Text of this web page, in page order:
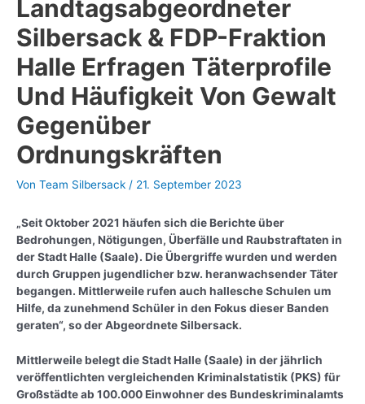
Landtagsabgeordneter
Silbersack & FDP-Fraktion
Halle Erfragen Täterprofile
Und Häufigkeit Von Gewalt
Gegenüber
Ordnungskräften
Von Team Silbersack / 21. September 2023
„Seit Oktober 2021 häufen sich die Berichte über
Bedrohungen, Nötigungen, Überfälle und Raubstraftaten in
der Stadt Halle (Saale). Die Übergriffe wurden und werden
durch Gruppen jugendlicher bzw. heranwachsender Täter
begangen. Mittlerweile rufen auch hallesche Schulen um
Hilfe, da zunehmend Schüler in den Fokus dieser Banden
geraten“, so der Abgeordnete Silbersack.
Mittlerweile belegt die Stadt Halle (Saale) in der jährlich
veröffentlichten vergleichenden Kriminalstatistik (PKS) für
Großstädte ab 100.000 Einwohner des Bundeskriminalamts